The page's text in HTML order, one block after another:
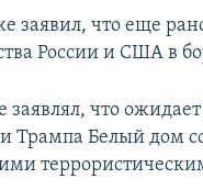
заявил, что еще
России и США в
заявлял, что
Трампа Белый дом